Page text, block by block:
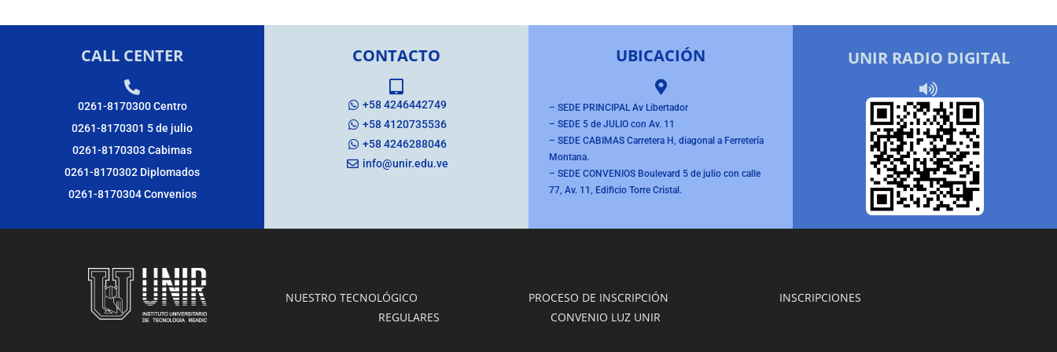
CALL CENTER
0261-8170300 Centro
0261-8170301 5 de julio
0261-8170303 Cabimas
0261-8170302 Diplomados
0261-8170304 Convenios
CONTACTO
+58 4246442749
+58 4120735536
+58 4246288046
info@unir.edu.ve
UBICACIÓN
– SEDE PRINCIPAL Av Libertador
– SEDE 5 de JULIO con Av. 11
– SEDE CABIMAS Carretera H, diagonal a Ferretería
Montana.
– SEDE CONVENIOS Boulevard 5 de julio con calle
77, Av. 11, Edificio Torre Cristal.
UNIR RADIO DIGITAL
NUESTRO TECNOLÓGICO PROCESO DE INSCRIPCIÓN
INSCRIPCIONES
REGULARES
CONVENIO LUZ UNIR